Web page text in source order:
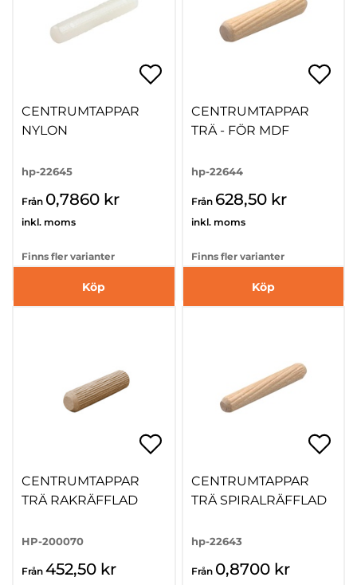
CENTRUMTAPPAR
NYLON
hp-22645
Från 0,7860 kr
inkl. moms
Finns fler varianter
Köp
CENTRUMTAPPAR
TRÄ - FÖR MDF
hp-22644
Från 628,50 kr
inkl. moms
Finns fler varianter
Köp
CENTRUMTAPPAR
TRÄ RAKRÄFFLAD
HP-200070
Från 452,50 kr
CENTRUMTAPPAR
TRÄ SPIRALRÄFFLAD
hp-22643
Från 0,8700 kr